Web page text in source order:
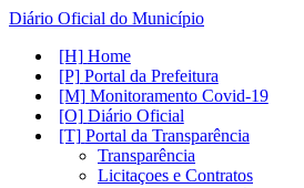
Diário Oficial do Município
Home
Portal da Prefeitura
Monitoramento Covid-19
Diário Oficial
Portal da Transparência
Transparência
Licitaçoes e Contratos